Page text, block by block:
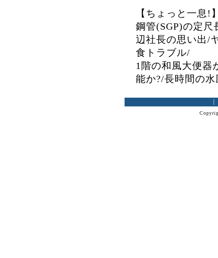
【ちょっと一息!
鋼管(SGP)の定
辺社長の思い出/
食トラブル/
1階の和風大便器
能か?/長時間の